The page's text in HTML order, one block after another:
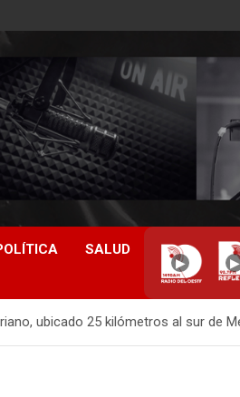
SALUD
▶ ▶
ubicado 25 kilómetros al sur de